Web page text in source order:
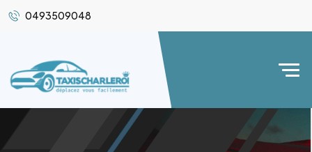
0493509048